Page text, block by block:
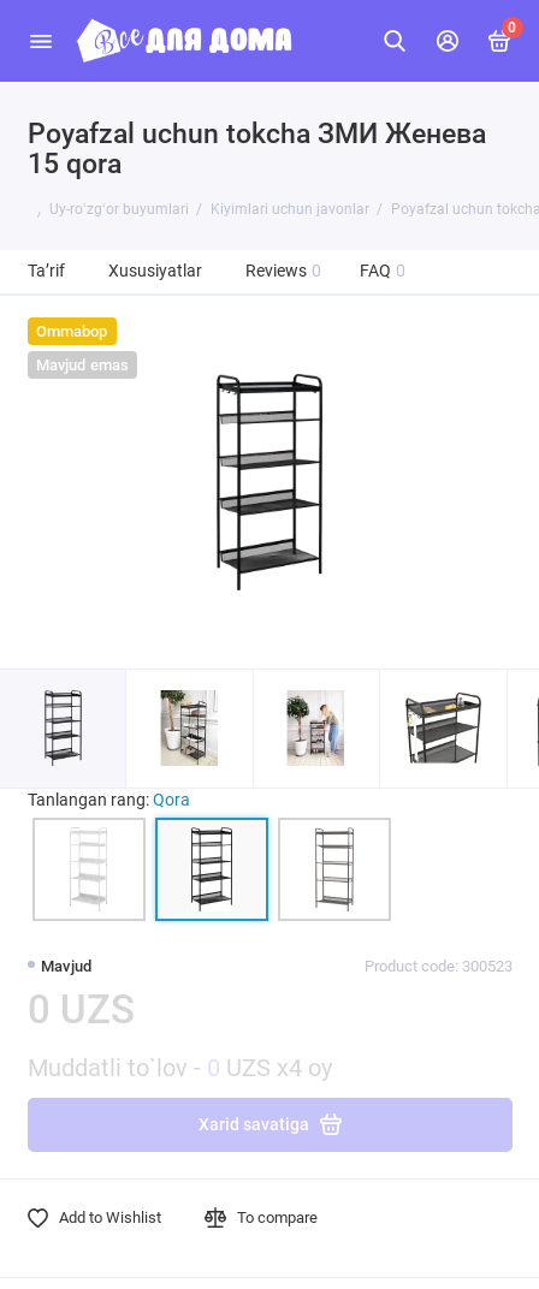
0
Poyafzal uchun tokcha ЗМИ Женева
15 qora
Uy-roʻzgʻor buyumlari Kiyimlari uchun javonlar Poyafzal uchun
Ta’rif Xususiyatlar Reviews 0 FAQ 0
Ommabop
Mavjud emas
Mavjud Product code: 300523
0 UZS
Muddatli to`lov - 0 UZS x4 oy
Xarid savatiga
Add to Wishlist To compare
Tanlangan rang:Qora